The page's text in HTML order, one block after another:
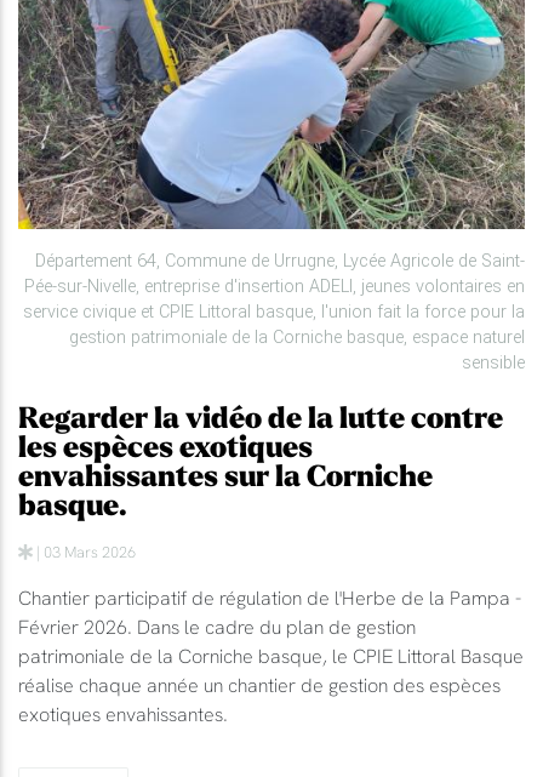
Département 64, Commune de Urrugne, Lycée Agricole de Saint-
Pée-sur-Nivelle, entreprise d'insertion ADELI, jeunes volontaires en
service civique et CPIE Littoral basque, l'union fait la force pour la
gestion patrimoniale de la Corniche basque, espace naturel
sensible
Regarder la vidéo de la lutte contre
les espèces exotiques
envahissantes sur la Corniche
basque.
| 03 Mars 2026
Chantier participatif de régulation de l'Herbe de la Pampa -
Février 2026. Dans le cadre du plan de gestion
patrimoniale de la Corniche basque, le CPIE Littoral Basque
réalise chaque année un chantier de gestion des espèces
exotiques envahissantes.